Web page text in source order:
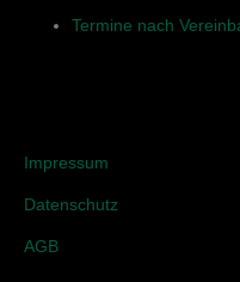
Termine nach
Impressum
Datenschutz
AGB